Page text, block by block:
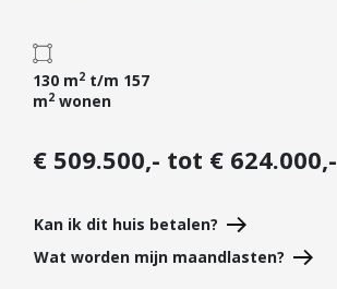
Taxeren
Verzekeren
Projectontwikkelaars
Hypotheken
130 m2 t/m 157
m2 wonen
€ 509.500,- tot € 624.000,-
Kan ik dit huis betalen?
Wat worden mijn maandlasten?